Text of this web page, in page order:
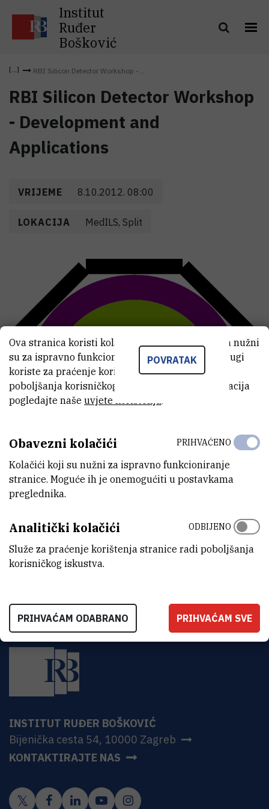
Institut
Ruđer
Bošković
RBI Silicon Detector Workshop -...
RBI Silicon Detector Workshop
- Development and
Applications
VRIJEME 8.10.2012. 08:00
LOKACIJA MedILS, Split
INSTITUT RUĐER BOŠKOVIĆ
Bijenička cesta 54, 10000 Zagreb
KONTAKTIRAJTE NAS
POVRATAK
Ova stranica koristi kolačiće. Neki od tih kolačića nužni
su za ispravno funkcioniranje stranice, dok se drugi
koriste za praćenje korištenja stranice radi
poboljšanja korisničkog iskustva. Za više informacija
pogledajte naše uvjete korištenja
Obavezni kolačići
Kolačići koji su nužni za ispravno funkcioniranje
stranice. Moguće ih je onemogućiti u postavkama
preglednika.
PRIHVAĆENO
Analitički kolačići
Služe za praćenje korištenja stranice radi poboljšanja
korisničkog iskustva.
ODBIJENO
PRIHVAĆAM ODABRANO PRIHVAĆAM SVE